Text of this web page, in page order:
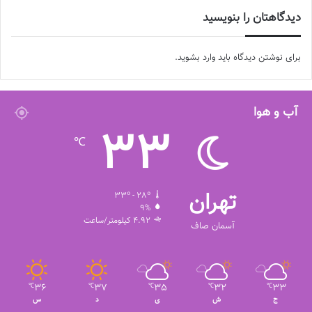
با فوتبالز همراه شوید
footballs.women@
برچسب ها تیم ملی فوتبال
دیدگاهتان را بنویسید
برای نوشتن دیدگاه باید وارد بشوید.
آب و هوا
تهران
آسمان صاف
33
℃
33º - 28º
9%
4.92 کیلومتر/ساعت
33
℃
ج
32
℃
ش
35
℃
ی
37
℃
د
36
℃
س